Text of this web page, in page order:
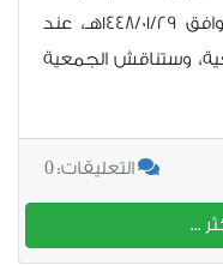
يوم الثلاثاء بتاريخ 2026/07/14م الموافق 1448/01/29هـ، عند
وستناقش الجمعية
التعليقات:0
...